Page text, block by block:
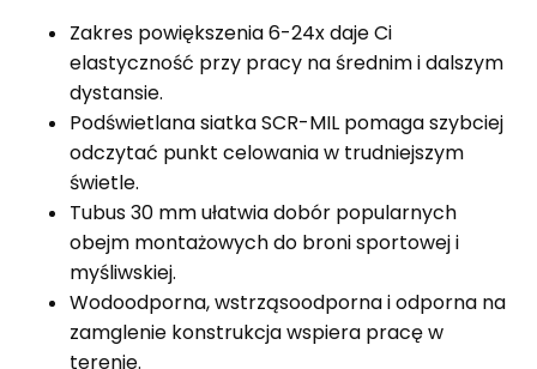
Zakres powiększenia 6-24x daje Ci
elastyczność przy pracy na średnim i dalszym
dystansie.
Podświetlana siatka SCR-MIL pomaga szybciej
odczytać punkt celowania w trudniejszym
świetle.
Tubus 30 mm ułatwia dobór popularnych
obejm montażowych do broni sportowej i
myśliwskiej.
Wodoodporna, wstrząsoodporna i odporna na
zamglenie konstrukcja wspiera pracę w
terenie.